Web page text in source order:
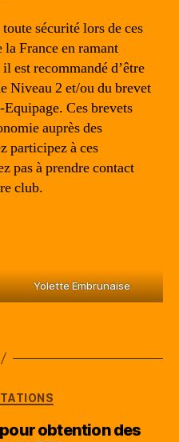
sécurité lors de ces
la France en ramant
est recommandé d’être
Niveau 2 et/ou du brevet
Ces brevets
auprès des
participez à ces
pas à prendre contact
club.
Yolette Embrunaise
Catégories
obtention des